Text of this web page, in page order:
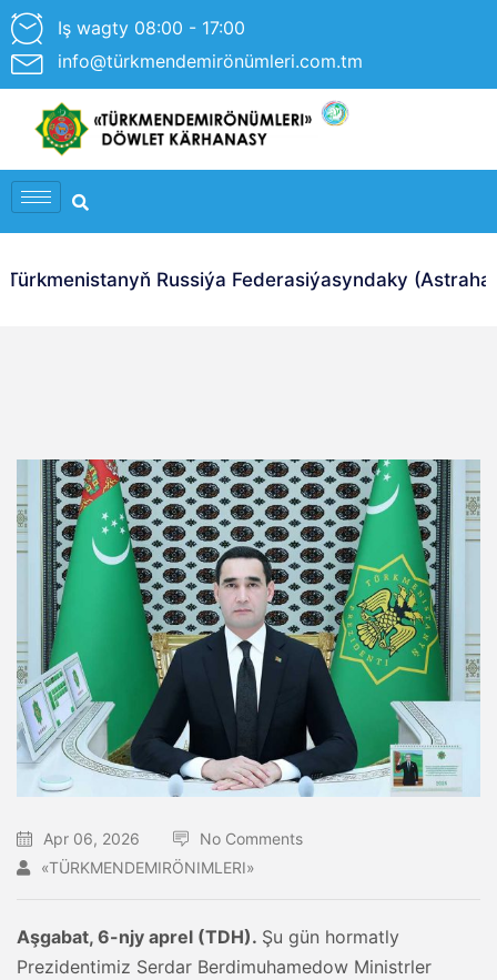
Iş wagty 08:00 - 17:00
info@türkmendemirönümleri.com.tm
Russiýa Federasiýasyndaky
Apr 06, 2026
No Comments
«TÜRKMENDEMIRÖNIMLERI»
Aşgabat, 6-njy aprel (TDH). Şu gün hormatly
Prezidentimiz Serdar Berdimuhamedow Ministrler